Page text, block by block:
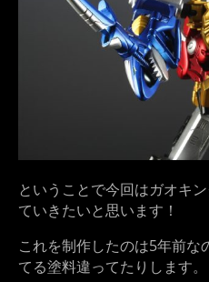
ということで今回はガオキ
ていきたいと思います！
これを制作したのは5年前な
てる塗料違ってたりします。